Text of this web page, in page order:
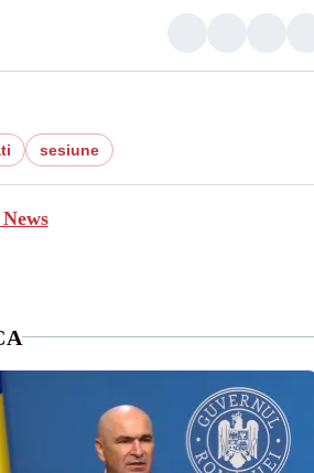
sesiune